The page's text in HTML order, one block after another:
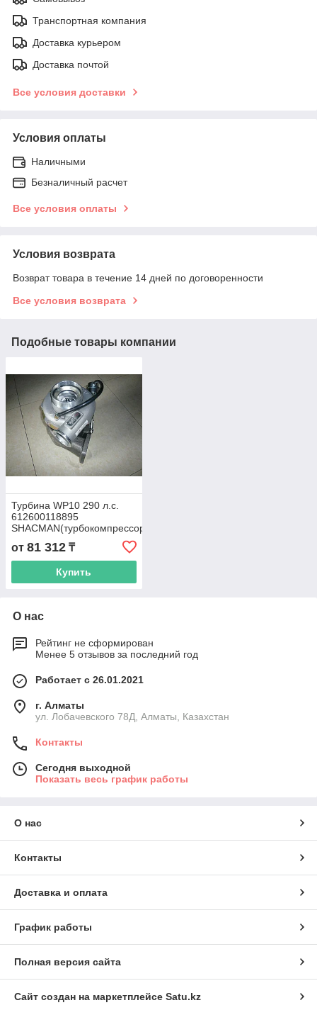
Транспортная компания
Доставка курьером
Доставка почтой
Все условия доставки
Условия оплаты
Наличными
Безналичный расчет
Все условия оплаты
Условия возврата
Возврат товара в течение 14 дней по договоренности
Все условия возврата
Подобные товары компании
Турбина WP10 290 л.с.
612600118895
SHACMAN(турбокомпрессор)
от 81 312 ₸
Купить
О нас
Рейтинг не сформирован
Менее 5 отзывов за последний год
Работает с 26.01.2021
г. Алматы
ул. Лобачевского 78Д, Алматы, Казахстан
Контакты
Сегодня выходной
Показать весь график работы
О нас
Контакты
Доставка и оплата
График работы
Полная версия сайта
Сайт создан на маркетплейсе Satu.kz